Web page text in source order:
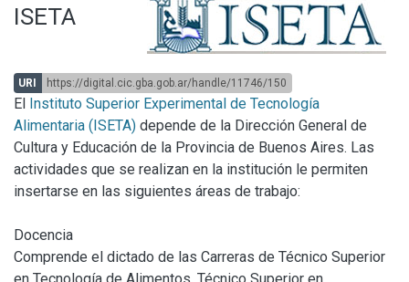
Statistics
ISETA
URI https://digital.cic.gba.gob.ar/handle/11746/150
El Instituto Superior Experimental de Tecnología
Alimentaria (ISETA) depende de la Dirección General de
Cultura y Educación de la Provincia de Buenos Aires. Las
actividades que se realizan en la institución le permiten
insertarse en las siguientes áreas de trabajo:
Docencia
Comprende el dictado de las Carreras de Técnico Superior